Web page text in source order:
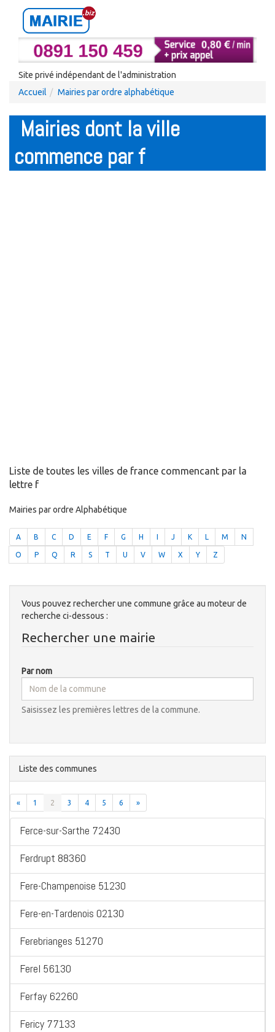
Site privé indépendant de l'administration
Accueil
Mairies par ordre alphabétique
Mairies dont la ville
commence par f
Liste de toutes les villes de france commencant par la
lettre f
Mairies par ordre Alphabétique
A B C D E F G H J K L M N
O P Q R S T U V W X Y Z
Vous pouvez rechercher une commune grâce au moteur de
recherche ci-dessous :
Rechercher une mairie
Par nom
Saisissez les premières lettres de la commune.
Liste des communes
« 1 2 3 4 5 6 »
Ferce-sur-Sarthe 72430
Ferdrupt 88360
Fere-Champenoise 51230
Fere-en-Tardenois 02130
Ferebrianges 51270
Ferel 56130
Ferfay 62260
Fericy 77133